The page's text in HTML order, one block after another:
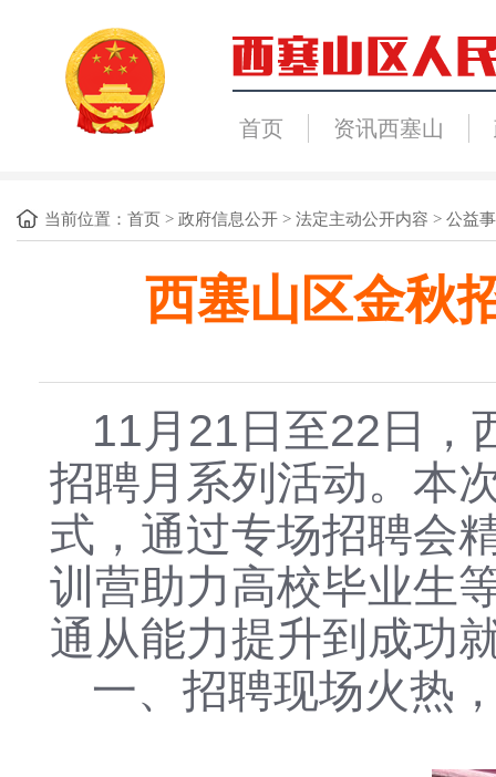
首页 资讯西塞山
当前位置： 首页 > 政府信息公开 > 法定主动公开内容 > 公益
西塞山区金秋
11月21日至22日，
招聘月系列活动。本
式，通过专场招聘会
训营助力高校毕业生
通从能力提升到成功
一、招聘现场火热